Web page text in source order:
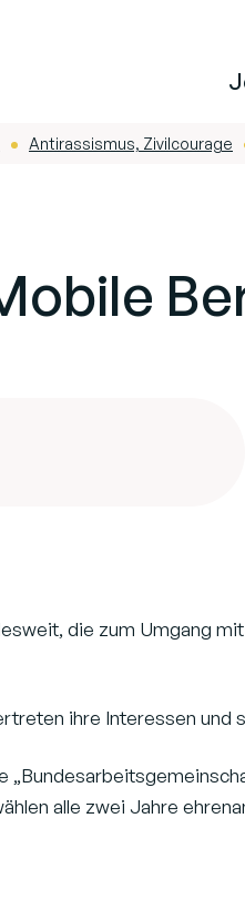
-
Antirassismus, Zivilcourage
die zum Umgang
ihre Interessen
alle zwei Jahre